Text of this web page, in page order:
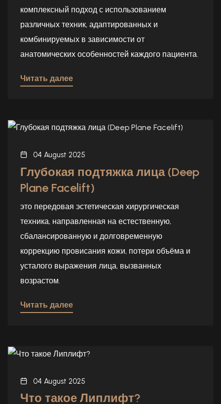
комплексный подход с использованием
различных техник, адаптированных и
комбинируемых в зависимости от
анатомических особенностей каждого пациента.
Читать далее
04 August 2025
Глубокая подтяжка лица (Deep
Plane Facelift)
это передовая эстетическая хирургическая
техника, направленная на естественную,
сбалансированную и долговременную
коррекцию провисания кожи, потери объёма и
усталого выражения лица, вызванных
возрастом.
Читать далее
04 August 2025
Что такое Липлифт?